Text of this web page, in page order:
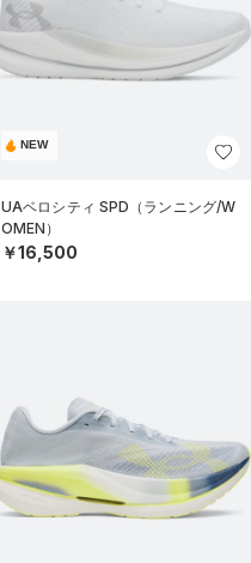
NEW
UAベロシティ SPD（ランニング/W
OMEN）
￥16,500